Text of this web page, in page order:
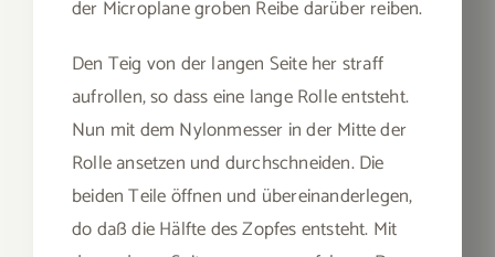
der Microplane groben Reibe darüber reiben.
Den Teig von der langen Seite her straff
aufrollen, so dass eine lange Rolle entsteht.
Nun mit dem Nylonmesser in der Mitte der
Rolle ansetzen und durchschneiden. Die
beiden Teile öffnen und übereinanderlegen,
do daß die Hälfte des Zopfes entsteht. Mit